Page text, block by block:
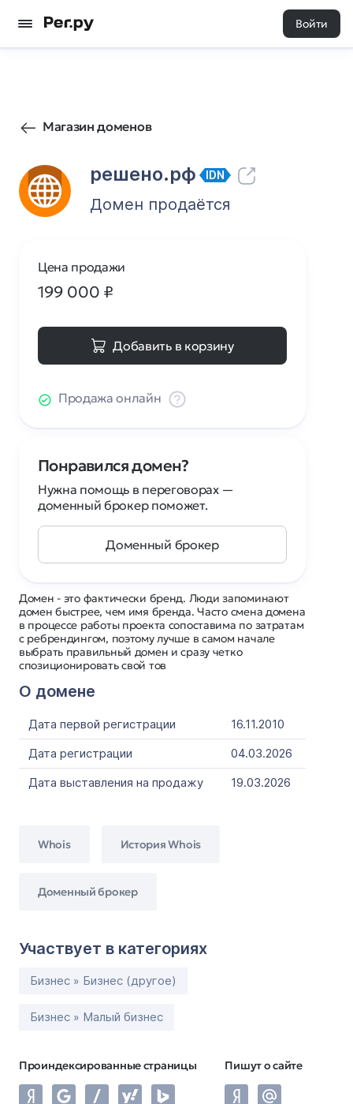
Войти
Магазин доменов
решено.рф IDN
19 0
Домен продаётся
Домен - это фактически бренд. Люди запоминают
домен быстрее, чем имя бренда. Часто смена домена
в процессе работы проекта сопоставима по затратам
с ребрендингом, поэтому лучше в самом начале
выбрать правильный домен и сразу четко
спозиционировать свой тов
О домене
Дата первой регистрации
16.11.2010
Дата регистрации
04.03.2026
Дата выставления на продажу
19.03.2026
Whois История Whois
Доменный брокер
Участвует в категориях
Бизнес » Бизнес (другое)
Бизнес » Малый бизнес
Проиндексированные страницы Пишут о сайте
Цена продажи
199 000 ₽
Добавить в корзину
Продажа онлайн
Понравился домен?
Нужна помощь в переговорах —
доменный брокер поможет.
Доменный брокер